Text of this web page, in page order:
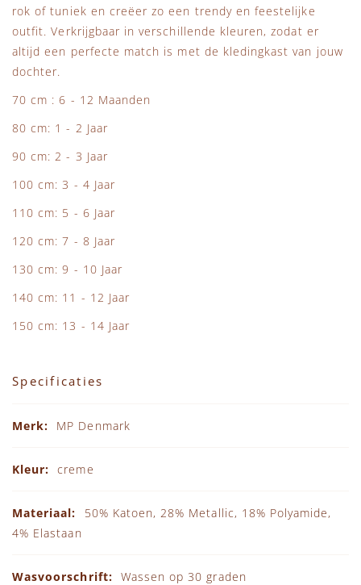
rok of tuniek en creëer zo een trendy en feestelijke
outfit. Verkrijgbaar in verschillende kleuren, zodat er
altijd een perfecte match is met de kledingkast van jouw
dochter.
70 cm : 6 - 12 Maanden
80 cm: 1 - 2 Jaar
90 cm: 2 - 3 Jaar
100 cm: 3 - 4 Jaar
110 cm: 5 - 6 Jaar
120 cm: 7 - 8 Jaar
130 cm: 9 - 10 Jaar
140 cm: 11 - 12 Jaar
150 cm: 13 - 14 Jaar
Specificaties
MP Denmark
creme
50% Katoen, 28% Metallic, 18% Polyamide,
4% Elastaan
Wassen op 30 graden